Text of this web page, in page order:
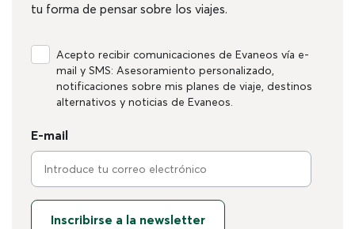
tu forma de pensar sobre los viajes.
Acepto recibir comunicaciones de Evaneos vía e-
mail y SMS: Asesoramiento personalizado,
notificaciones sobre mis planes de viaje, destinos
alternativos y noticias de Evaneos.
E-mail
Inscribirse a la newsletter